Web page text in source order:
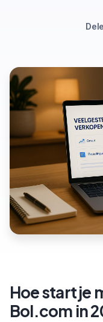
Hoe start je
Bol.com in